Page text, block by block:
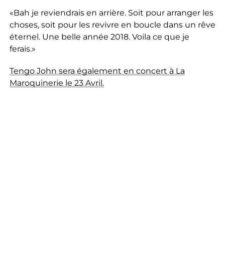
«Bah je reviendrais en arrière. Soit pour arranger les
choses, soit pour les revivre en boucle dans un rêve
éternel. Une belle année 2018. Voila ce que je
ferais.»
Tengo John sera également en concert à La
Maroquinerie le 23 Avril.